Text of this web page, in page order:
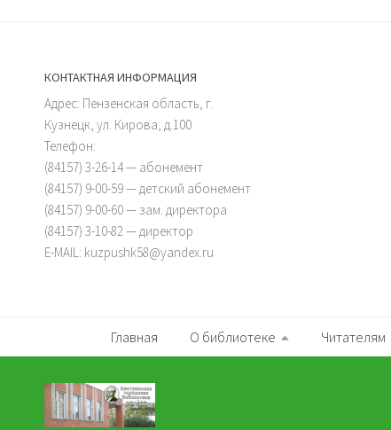
КОНТАКТНАЯ ИНФОРМАЦИЯ
Адрес: Пензенская область, г.
Кузнецк, ул. Кирова, д.100
Телефон:
(84157) 3-26-14 — абонемент
(84157) 9-00-59 — детский абонемент
(84157) 9-00-60 — зам. директора
(84157) 3-10-82 — директор
E-MAIL: kuzpushk58@yandex.ru
Главная О библиотеке Читателям